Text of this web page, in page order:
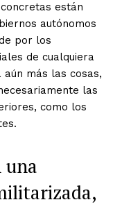
están
autónomos
por los
de cualquiera
más las cosas,
las
como los
una